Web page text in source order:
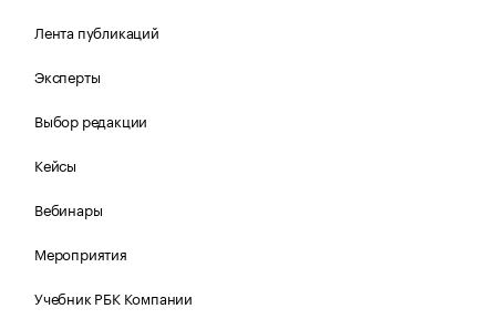
Лента публикаций
Эксперты
Выбор редакции
Кейсы
Вебинары
Мероприятия
Учебник РБК Компании